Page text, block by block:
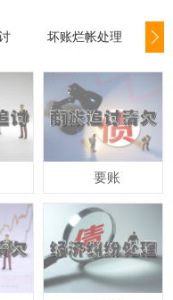
坏账烂帐处理
要账